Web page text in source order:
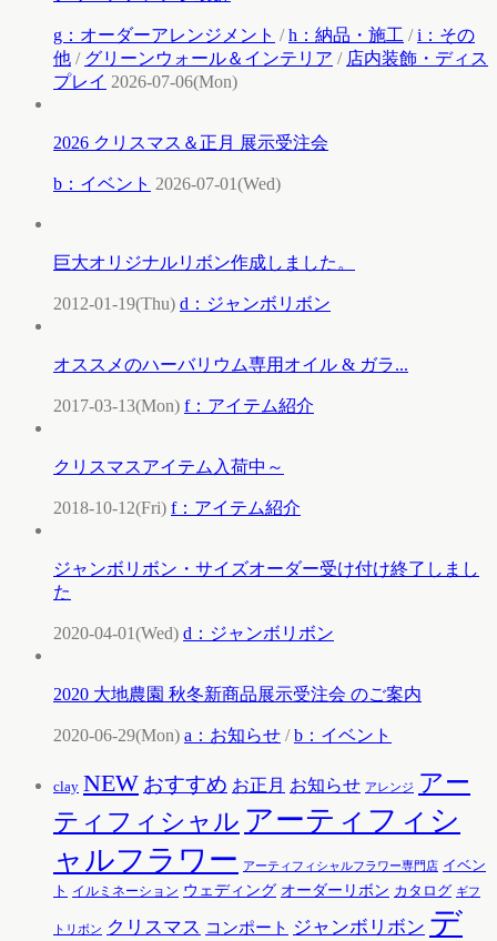
g：オーダーアレンジメント /h：納品・施工 /i：その
他 / グリーンウォール＆インテリア / 店内装飾・ディス
プレイ 2026-07-06(Mon)
2026 クリスマス＆正月 展示受注会
b：イベント 2026-07-01(Wed)
巨大オリジナルリボン作成しました。
2012-01-19(Thu) d：ジャンボリボン
オススメのハーバリウム専用オイル & ガラ...
2017-03-13(Mon) f：アイテム紹介
クリスマスアイテム入荷中～
2018-10-12(Fri) f：アイテム紹介
ジャンボリボン・サイズオーダー受け付け終了しまし
た
2020-04-01(Wed) d：ジャンボリボン
2020 大地農園 秋冬新商品展示受注会 のご案内
2020-06-29(Mon) a：お知らせ /b：イベント
clay NEW おすすめ お正月 お知らせ アレンジ アー
ティフィシャル アーティフィシ
ャルフラワー
アーティフィシャルフラワー専門店 イベン
ト イルミネーション ウェディング オーダーリボン カタログ ギフ
トリボン クリスマス コンポート ジャンボリボン デ